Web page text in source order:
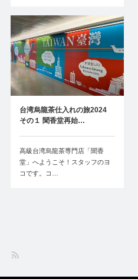
台湾烏龍茶仕入れの旅2024
その１ 聞香堂再始…
高級台湾烏龍茶専門店「聞香
堂」へようこそ！スタッフのヨ
コです。コ…